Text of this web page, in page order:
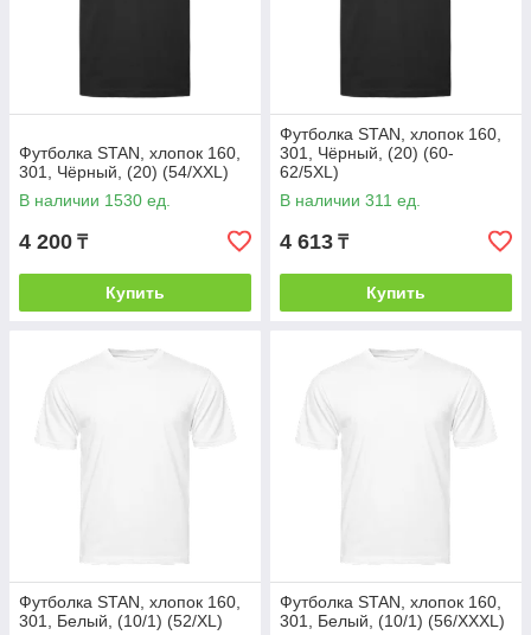
Футболка STAN, хлопок 160,
301, Чёрный, (20) (54/XXL)
В наличии 1530 ед.
4 200 ₸
Купить
Футболка STAN, хлопок 160,
301, Чёрный, (20) (60-
62/5XL)
В наличии 311 ед.
4 613 ₸
Купить
Футболка STAN, хлопок 160,
301, Белый, (10/1) (52/XL)
Футболка STAN, хлопок 160,
301, Белый, (10/1) (56/XXXL)